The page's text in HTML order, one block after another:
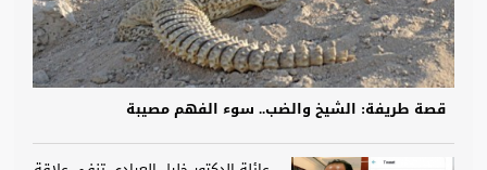
قصة طريفة: الشيخ والضب.. سوء الفهم مصيبة